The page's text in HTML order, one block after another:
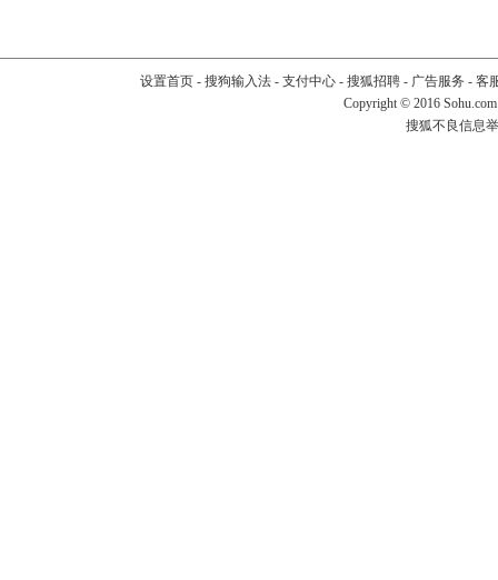
设置首页- 搜狗输入法- 支付中心- 搜狐招聘- 广告服务 - 客
Copyright © 2016
搜狐不良信息